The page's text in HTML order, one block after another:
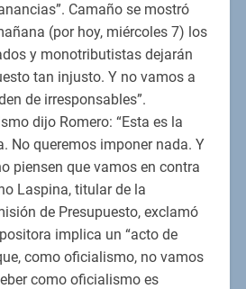
Camaño se mostró
(por hoy, miércoles 7) los
y monotributistas dejarán
tan injusto. Y no vamos a
de irresponsables”.
dijo Romero: “Esta es la
No queremos imponer nada. Y
piensen que vamos en contra
Laspina, titular de la
de Presupuesto, exclamó
implica un “acto de
como oficialismo, no vamos
como oficialismo es